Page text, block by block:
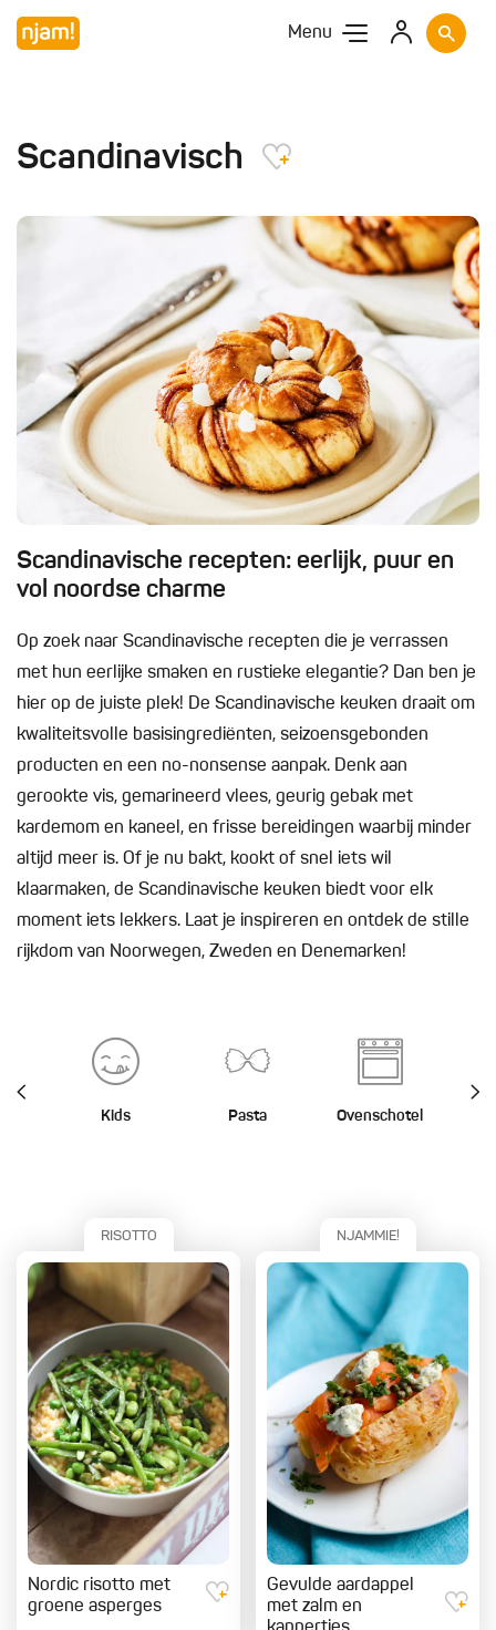
Menu
Scandinavisch
Scandinavische recepten: eerlijk, puur en
vol noordse charme
Op zoek naar Scandinavische recepten die je verrassen
met hun eerlijke smaken en rustieke elegantie? Dan ben je
hier op de juiste plek! De Scandinavische keuken draait om
kwaliteitsvolle basisingrediënten, seizoensgebonden
producten en een no-nonsense aanpak. Denk aan
gerookte vis, gemarineerd vlees, geurig gebak met
kardemom en kaneel, en frisse bereidingen waarbij minder
altijd meer is. Of je nu bakt, kookt of snel iets wil
klaarmaken, de Scandinavische keuken biedt voor elk
moment iets lekkers. Laat je inspireren en ontdek de stille
rijkdom van Noorwegen, Zweden en Denemarken!
Kids Pasta Ovenschotel
RISOTTO
Nordic risotto met
groene asperges
NJAMMIE!
Gevulde aardappel
met zalm en